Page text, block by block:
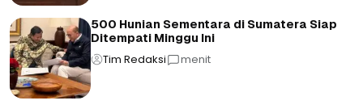
500 Hunian Sementara di Sumatera Siap
Ditempati Minggu Ini
Tim Redaksi menit